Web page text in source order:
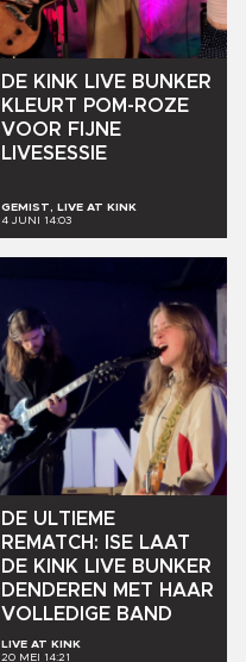
DE KINK LIVE BUNKER
KLEURT POM-ROZE
VOOR FIJNE
LIVESESSIE
GEMIST, LIVE AT KINK
4 JUNI 14:03
DE ULTIEME
REMATCH:
ISE LAAT
DE KINK LIVE BUNKER
DENDEREN
MET HAAR
VOLLEDIGE BAND
LIVE AT KINK
20 MEI 14:21